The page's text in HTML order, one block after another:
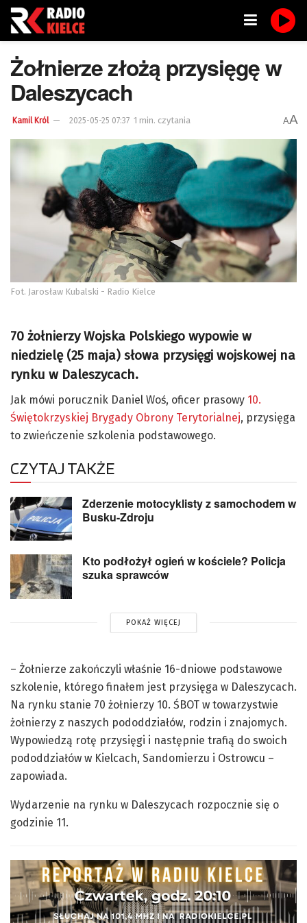
Żołnierze złożą przysięgę w
Daleszycach
Kamil Król 2025-05-25 07:37 1 min. czytania AA
Fot. Jarosław Kubalski - Radio Kielce
70 żołnierzy Wojska Polskiego wypowie w
niedzielę (25 maja) słowa przysięgi wojskowej na
rynku w Daleszycach.
Jak mówi porucznik Daniel Woś, oficer prasowy 10.
Świętokrzyskiej Brygady Obrony Terytorialnej, przysięga
to zwieńczenie szkolenia podstawowego.
CZYTAJ TAKŻE
Zderzenie motocyklisty z samochodem w
Busku-Zdroju
Kto podłożył ogień w kościele? Policja
szuka sprawców
POKAŻ WIĘCEJ
– Żołnierze zakończyli właśnie 16-dniowe podstawowe
szkolenie, którego finałem jest przysięga w Daleszycach.
Na rynku stanie 70 żołnierzy 10. ŚBOT w towarzystwie
żołnierzy z naszych pododdziałów, rodzin i znajomych.
Wypowiedzą rotę przysięgi i następnie trafią do swoich
pododdziałów w Kielcach, Sandomierzu i Ostrowcu –
zapowiada.
Wydarzenie na rynku w Daleszycach rozpocznie się o
godzinie 11.